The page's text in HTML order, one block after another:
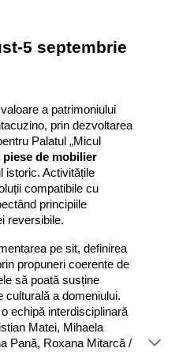
5 septembrie
a patrimoniului
prin dezvoltarea
Palatul „Micul
piese de mobilier
istoric. Activitățile
compatibile cu
principiile
reversibile.
pe sit, definirea
propuneri coerente de
să poată susține
culturală a domeniului.
echipă interdisciplinară
Matei, Mihaela
Pană, Roxana Mitarcă /